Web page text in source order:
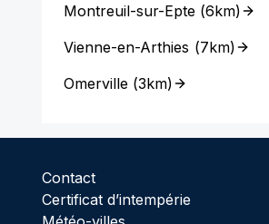
Montreuil-sur-Epte(6km)
Vienne-en-Arthies (7km)
Omerville(3km)
Contact
Certificat d’intempérie